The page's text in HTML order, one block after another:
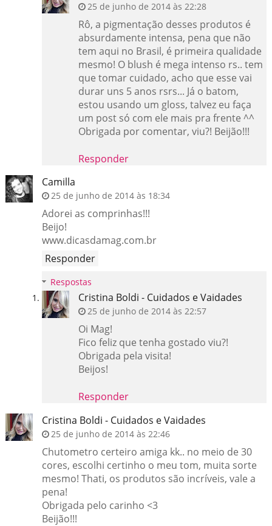
25 de junho de 2014 às 22:28
Rô, a pigmentação desses produtos é
absurdamente intensa, pena que não
tem aqui no Brasil, é primeira qualidade
mesmo! O blush é mega intenso rs.. tem
que tomar cuidado, acho que esse vai
durar uns 5 anos rsrs... Já o batom,
estou usando um gloss, talvez eu faça
um post só com ele mais pra frente ^^
Obrigada por comentar, viu?! Beijão!!!
Responder
Camilla
25 de junho de 2014 às 18:34
Adorei as comprinhas!!!
Beijo!
www.dicasdamag.com.br
Responder
Respostas
Cristina Boldi - Cuidados e Vaidades
25 de junho de 2014 às 22:57
Oi Mag!
Fico feliz que tenha gostado viu?!
Obrigada pela visita!
Beijos!
Responder
Cristina Boldi - Cuidados e Vaidades
25 de junho de 2014 às 22:46
Chutometro certeiro amiga kk.. no meio de 30
cores, escolhi certinho o meu tom, muita sorte
mesmo! Thati, os produtos são incríveis, vale a
pena!
Obrigada pelo carinho <3
Beijão!!!